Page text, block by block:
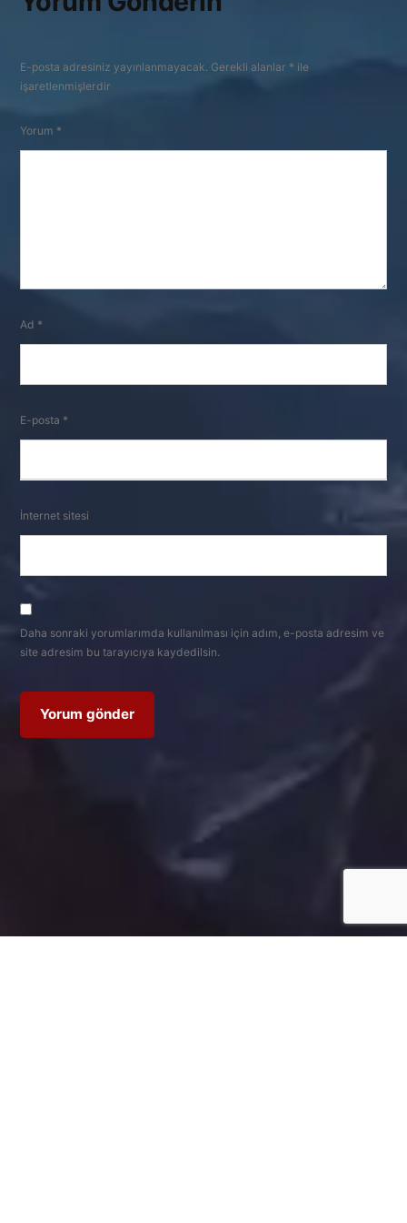
E-posta adresiniz yayınlanmayacak. Gerekli alanlar * ile
işaretlenmişlerdir
Yorum *
Ad *
E-posta *
İnternet sitesi
Daha sonraki yorumlarımda kullanılması için adım, e-posta adresim ve
site adresim bu tarayıcıya kaydedilsin.